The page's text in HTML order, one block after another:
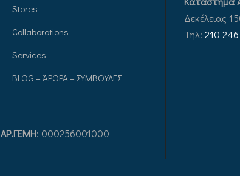
Stores
Collaborations
Services
BLOG – ΆΡΘΡΑ – ΣΥΜΒΟΥΛΕΣ
ΑΡ.ΓEΜΗ: 000256001000
Δεκέλειας
Τηλ: 210